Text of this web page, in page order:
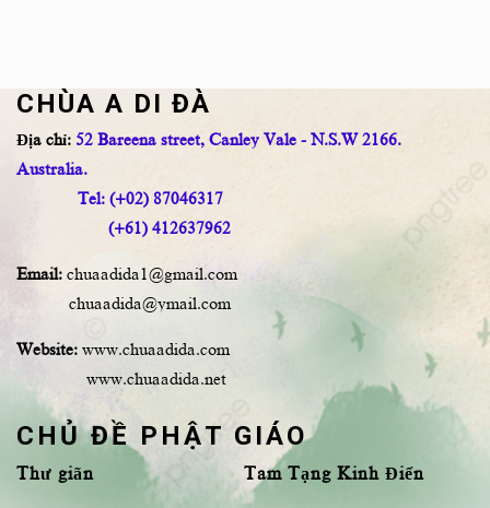
CHÙA A DI ĐÀ
Địa chỉ: 52 Bareena street, Canley Vale - N.S.W 2166.
Australia.
Tel: (+02) 87046317
(+61) 412637962
Email: chuaadida1@gmail.com
chuaadida@ymail.com
Website: www.chuaadida.com
www.chuaadida.net
CHỦ ĐỀ PHẬT GIÁO
Thư giãn Tam Tạng Kinh Điển